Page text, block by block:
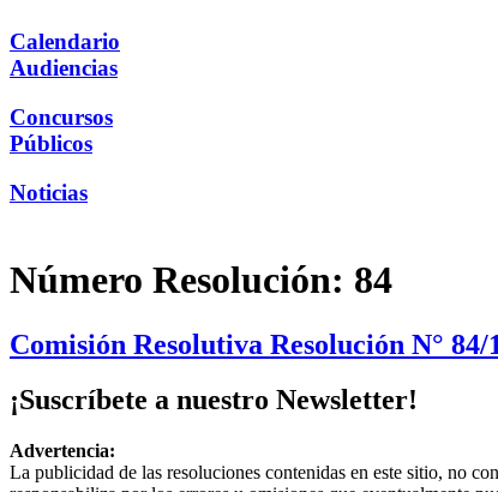
Calendario
Audiencias
Concursos
Públicos
Noticias
Número Resolución: 84
Comisión Resolutiva Resolución N°
¡Suscríbete a nuestro Newsletter!
Advertencia:
La publicidad de las resoluciones contenidas en este sitio, no